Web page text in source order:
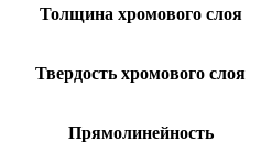
Толщина хромового слоя
Твердость хромового слоя
Прямолинейность